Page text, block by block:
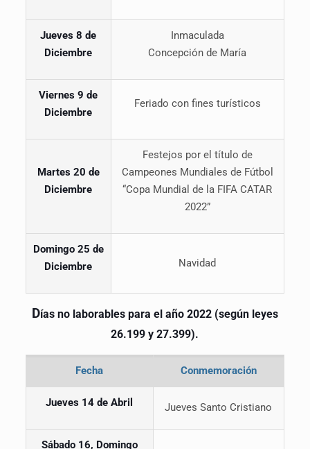
Jueves 8 de
Diciembre
Inmaculada
Concepción de María
Viernes 9 de
Diciembre
Feriado con fines turísticos
Martes 20 de
Diciembre
Festejos por el título de
Campeones Mundiales de Fútbol
“Copa Mundial de la FIFA CATAR
2022”
Domingo 25 de
Diciembre
Navidad
Días no laborables para el año 2022 (según leyes
26.199 y 27.399).
Fecha Conmemoración
Jueves 14 de Abril Jueves Santo Cristiano
Sábado 16, Domingo